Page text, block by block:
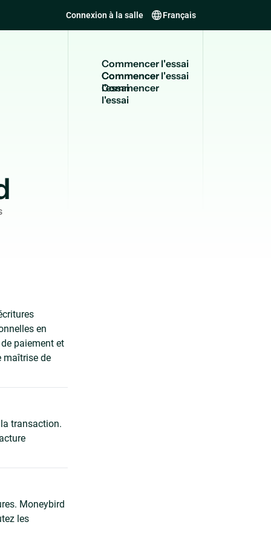
Connexion à la salle Français
Commencerl'essai
Commencer
l'essai
en
paiement et
maîtrise de
transaction.
Moneybird
les